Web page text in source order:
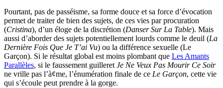
Pourtant, pas de passéisme, sa forme douce et sa force d’évocation
permet de traiter de bien des sujets, de ces vies par procuration
(Cristina), d’un éloge de la discrétion (Danser Sur La Table). Mais
aussi d’aborder des sujets potentiellement lourds comme le deuil (La
Dernière Fois Que Je T’ai Vu) ou la différence sexuelle (Le
Garçon). Si le résultat global est moins plombant que Les Amants
Parallèles, si le faussement guilleret Je Ne Veux Pas Mourir Ce Soir
ne vrille pas l’à¢me, l’énumération finale de ce Le Garçon, cette vie
qui s’écoule peut prendre à la gorge.